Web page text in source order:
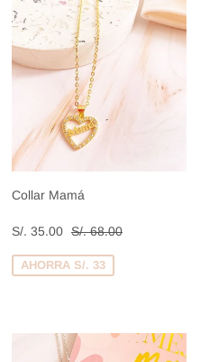
Collar Mamá
Precio
de
venta
S/. 35.00 S/.
35.00
Precio habitual
S/. 68.00
AHORRA S/. 33